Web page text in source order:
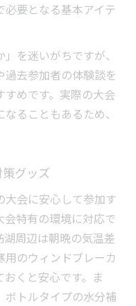
必要となる基本アイテ
を迷いがちですが、
去参加者の体験談を
めです。実際の大会
ることもあるため、
グッズ
大会に安心して参加す
特有の環境に対応で
周辺は朝晩の気温差
のウィンドブレーカ
くと安心です。ま
ボトルタイプの水分補